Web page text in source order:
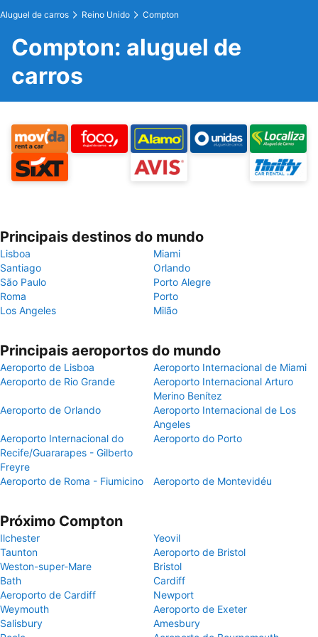
Aluguel de carros Reino Unido Compton
Compton: aluguel de
carros
Principais destinos do mundo
Lisboa
Miami
Santiago
Orlando
São Paulo
Porto Alegre
Roma
Porto
Los Angeles
Milão
Principais aeroportos do mundo
Aeroporto de Lisboa
Aeroporto Internacional de Miami
Aeroporto de Rio Grande
Aeroporto Internacional Arturo
Merino Benítez
Aeroporto de Orlando
Aeroporto Internacional de Los
Angeles
Aeroporto Internacional do
Recife/Guararapes - Gilberto
Freyre
Aeroporto do Porto
Aeroporto de Roma - Fiumicino Aeroporto de Montevidéu
Próximo Compton
Ilchester
Yeovil
Taunton
Aeroporto de Bristol
Weston-super-Mare
Bristol
Bath
Cardiff
Aeroporto de Cardiff
Newport
Weymouth
Aeroporto de Exeter
Salisbury
Amesbury